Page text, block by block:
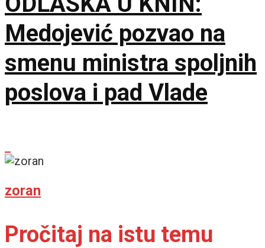
Medojević pozvao na
smenu ministra spoljnih
poslova i pad Vlade
zoran
Pročitaj na istu temu